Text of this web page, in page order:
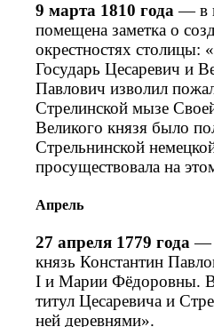
9 марта 1810 года— в
помещена заметка о
окрестностях столицы:
Государь Цесаревич и
Павлович изволил
Стрелинской мызе
Великого князя было
Стрельнинской
просуществовала на
Апрель
27 апреля 1779 года —
князь Константин
I и Марии Фёдоровны.
титул Цесаревича и
ней деревнями».